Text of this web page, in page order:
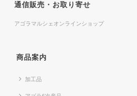
通信販売・お取り寄せ
アゴラマルシェオンラインショップ
商品案内
加工品